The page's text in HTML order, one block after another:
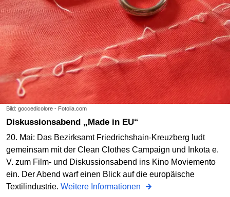
Bild: goccedicolore - Fotolia.com
Diskussionsabend „Made in EU“
20. Mai: Das Bezirksamt Friedrichshain-Kreuzberg ludt
gemeinsam mit der Clean Clothes Campaign und Inkota e.
V. zum Film- und Diskussionsabend ins Kino Moviemento
ein. Der Abend warf einen Blick auf die europäische
Textilindustrie. Weitere Informationen